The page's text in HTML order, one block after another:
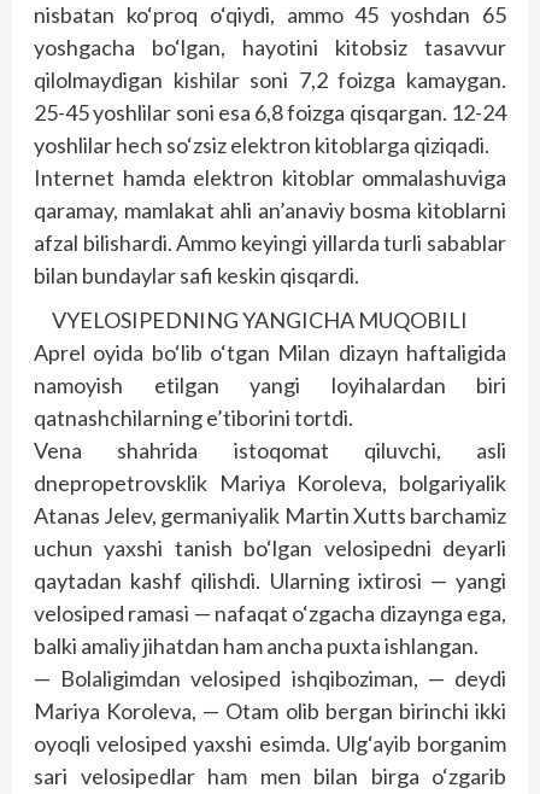
nisbatan ko‘proq o‘qiydi, ammo 45 yoshdan 65
yoshgacha bo‘lgan, hayotini kitobsiz tasavvur
qilolmaydigan kishilar soni 7,2 foizga kamaygan.
25-45 yoshlilar soni esa 6,8 foizga qisqargan. 12-24
yoshlilar hech so‘zsiz elektron kitoblarga qiziqadi.
Internet hamda elektron kitoblar ommalashuviga
qaramay, mamlakat ahli an’anaviy bosma kitoblarni
afzal bilishardi. Ammo keyingi yillarda turli sabablar
bilan bundaylar safi keskin qisqardi.
VYELOSIPEDNING YANGICHA MUQOBILI
Aprel oyida bo‘lib o‘tgan Milan dizayn haftaligida
namoyish etilgan yangi loyihalardan biri
qatnashchilarning e’tiborini tortdi.
Vena shahrida istoqomat qiluvchi, asli
dnepropetrovsklik Mariya Koroleva, bolgariyalik
Atanas Jelev, germaniyalik Martin Xutts barchamiz
uchun yaxshi tanish bo‘lgan velosipedni deyarli
qaytadan kashf qilishdi. Ularning ixtirosi — yangi
velosiped ramasi — nafaqat o‘zgacha dizaynga ega,
balki amaliy jihatdan ham ancha puxta ishlangan.
— Bolaligimdan velosiped ishqiboziman, — deydi
Mariya Koroleva, — Otam olib bergan birinchi ikki
oyoqli velosiped yaxshi esimda. Ulg‘ayib borganim
sari velosipedlar ham men bilan birga o‘zgarib